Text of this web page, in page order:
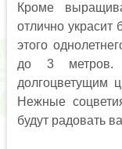
Кроме
отлично
этого
до 3 метров.
долгоцветущим
Нежные
будут радовать